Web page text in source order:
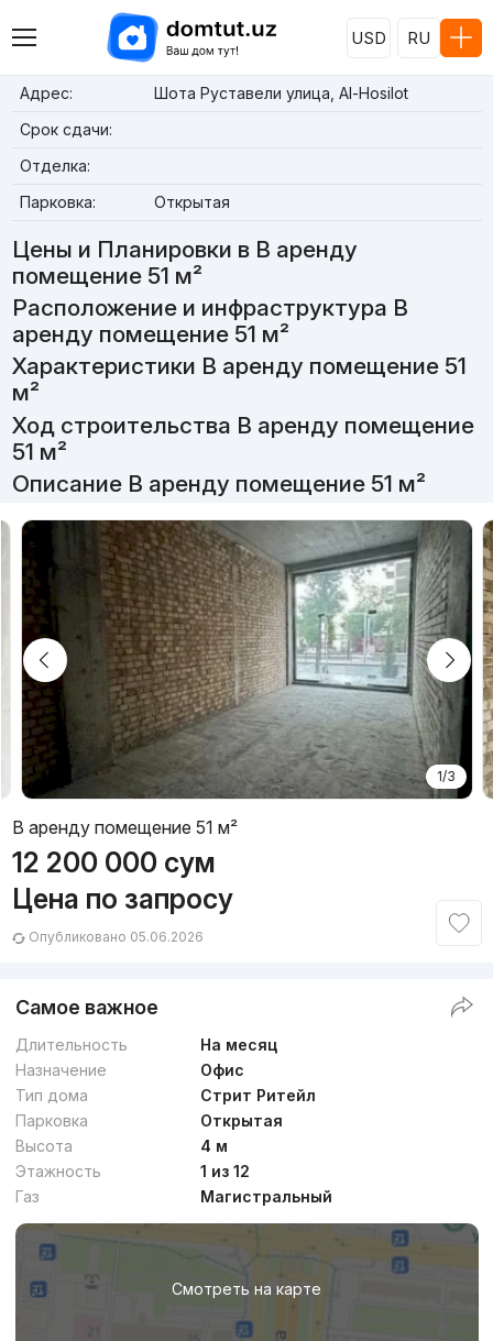
USD RU
Адрес:
Шота Руставели улица, Al-Hosilot
Срок сдачи:
Отделка:
Парковка:
Открытая
Цены и Планировки в В аренду
помещение 51 м²
Расположение и инфраструктура В
аренду помещение 51 м²
Характеристики В аренду помещение 51
м²
Ход строительства В аренду помещение
51 м²
Описание В аренду помещение 51 м²
1/3
В аренду помещение 51 м²
12 200 000 сум
Цена по запросу
Опубликовано 05.06.2026
Самое важное
Длительность
На месяц
Назначение
Офис
Тип дома
Стрит Ритейл
Парковка
Открытая
Высота
4 м
Этажность
1 из 12
Газ
Магистральный
Смотреть на карте